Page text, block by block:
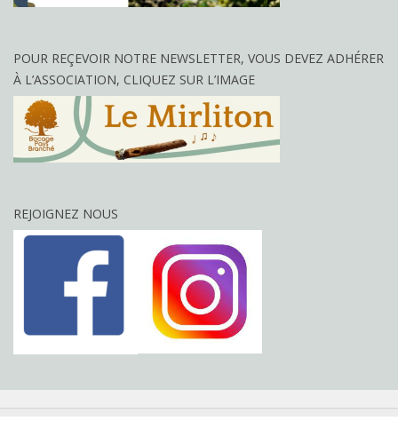
POUR REÇEVOIR NOTRE NEWSLETTER, VOUS DEVEZ ADHÉRER
À L’ASSOCIATION, CLIQUEZ SUR L’IMAGE
REJOIGNEZ NOUS